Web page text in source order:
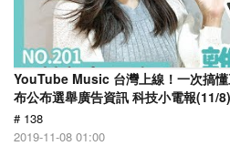
YouTube Music 台灣上線！一次搞
布公布選舉廣告資訊 科技小電報(11/8)
# 138
2019-11-08 01:00